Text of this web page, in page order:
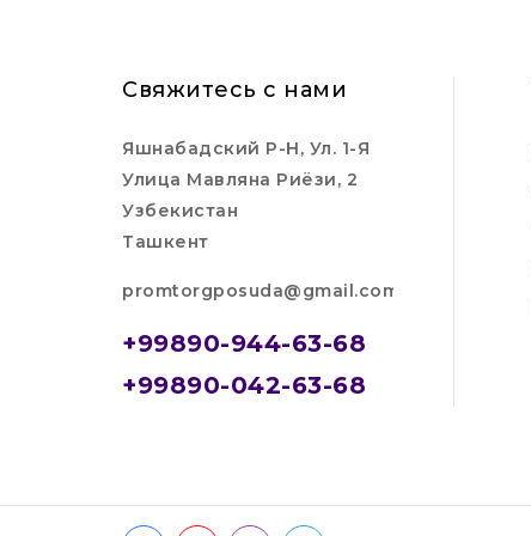
Свяжитесь с нами
Яшнабадский Р-Н, Ул. 1-Я
Улица Мавляна Риёзи, 2
Узбекистан
Ташкент
promtorgposuda@gmail.com
+99890-944-63-68
+99890-042-63-68